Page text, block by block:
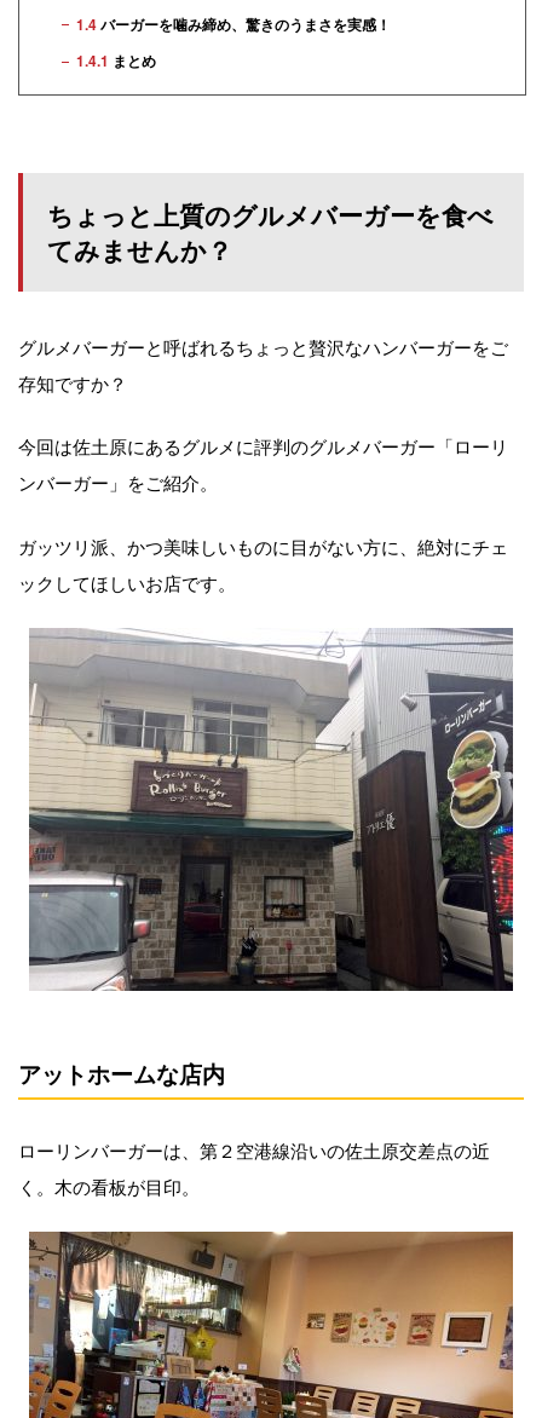
1.4バーガーを噛み締め、驚きのうまさを実感！
1.4.1 まとめ
ちょっと上質のグルメバーガーを食べ
てみませんか？
グルメバーガーと呼ばれるちょっと贅沢なハンバーガーをご
存知ですか？
今回は佐土原にあるグルメに評判のグルメバーガー「ローリ
ンバーガー」をご紹介。
ガッツリ派、かつ美味しいものに目がない方に、絶対にチェ
ックしてほしいお店です。
アットホームな店内
ローリンバーガーは、第２空港線沿いの佐土原交差点の近
く。木の看板が目印。